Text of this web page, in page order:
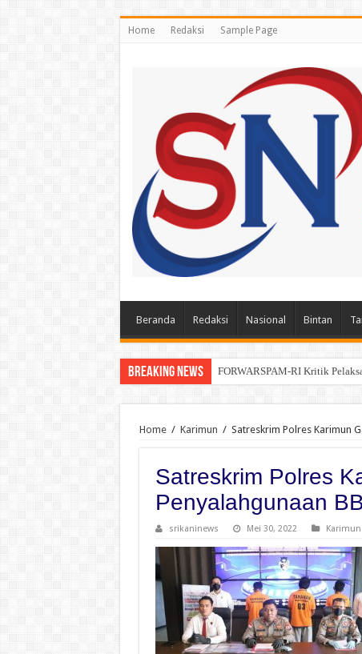
Home Redaksi Sample Page
Beranda Redaksi Nasional Bintan
Breaking News FORWARSPAM-RI Kritik
Kelalaian Panitia : Menginjak
Home / Karimun / Satreskrim Polres Karimun
Satreskrim Polres
Penyalahgunaan
srikaninews Mei 30, 2022 Karimun